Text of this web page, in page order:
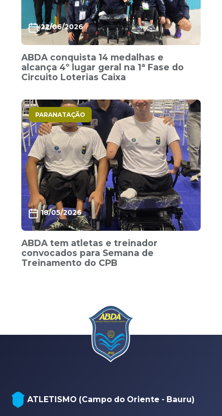
22/06/2026
ABDA conquista 14 medalhas e
alcança 4º lugar geral na 1ª Fase do
Circuito Loterias Caixa
PARANATAÇÃO
18/05/2026
ABDA tem atletas e treinador
convocados para Semana de
Treinamento do CPB
ATLETISMO (Campo do Oriente - Bauru)